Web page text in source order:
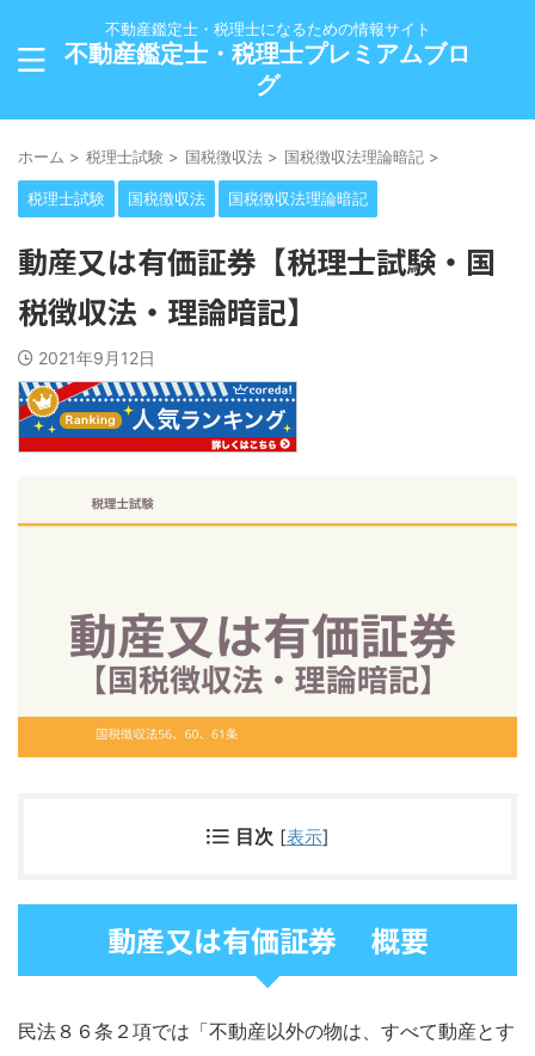
不動産鑑定士・税理士になるための情報サイト
不動産鑑定士・税理士プレミアムブロ
グ
ホーム > 税理士試験 > 国税徴収法 > 国税徴収法理論暗記 >
税理士試験 国税徴収法 国税徴収法理論暗記
動産又は有価証券【税理士試験・国
税徴収法・理論暗記】
2021年9月12日
目次 [表示]
動産又は有価証券 概要
民法８６条２項では「不動産以外の物は、すべて動産とす